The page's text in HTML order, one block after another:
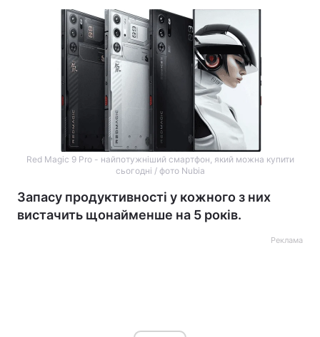
Red Magic 9 Pro - найпотужніший смартфон, який можна купити
сьогодні / фото Nubia
Запасу продуктивності у кожного з них
вистачить щонайменше на 5 років.
Реклама